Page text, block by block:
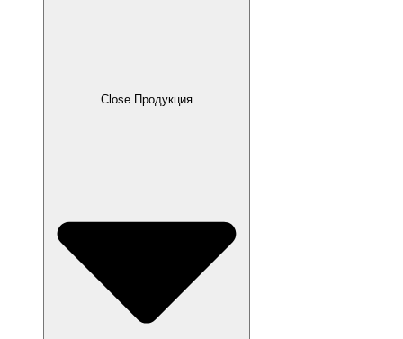
Close Продукция